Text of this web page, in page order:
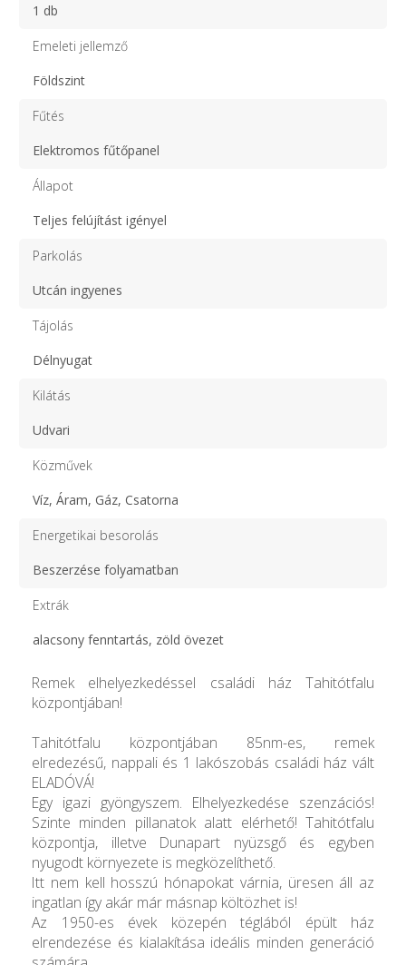
1 db
Emeleti jellemző
Földszint
Fűtés
Elektromos fűtőpanel
Állapot
Teljes felújítást igényel
Parkolás
Utcán ingyenes
Tájolás
Délnyugat
Kilátás
Udvari
Közművek
Víz, Áram, Gáz, Csatorna
Energetikai besorolás
Beszerzése folyamatban
Extrák
alacsony fenntartás, zöld övezet
Remek elhelyezkedéssel családi ház Tahitótfalu
központjában!
Tahitótfalu központjában 85nm-es, remek
elredezésű, nappali és 1 lakószobás családi ház vált
ELADÓVÁ!
Egy igazi gyöngyszem. Elhelyezkedése szenzációs!
Szinte minden pillanatok alatt elérhető! Tahitótfalu
központja, illetve Dunapart nyüzsgő és egyben
nyugodt környezete is megközelíthető.
Itt nem kell hosszú hónapokat várnia, üresen áll az
ingatlan így akár már másnap költözhet is!
Az 1950-es évek közepén téglából épült ház
elrendezése és kialakítása ideális minden generáció